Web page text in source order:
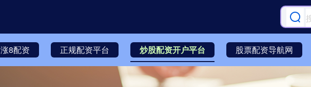
涨8配资 正规配资平台 炒股配资开户平台 股票配资导航网